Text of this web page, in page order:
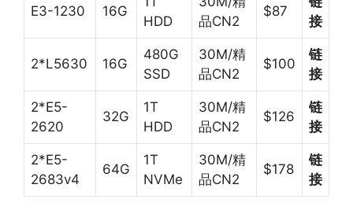
E3-1230 16G
HDD
品CN2
$87
接
2*L5630 16G
480G
SSD
30M/精
品CN2
$100
链
接
2*E5-
2620
32G
1T
HDD
30M/精
品CN2
$126
链
接
2*E5-
2683v4
64G
1T
NVMe
30M/精
品CN2
$178
链
接